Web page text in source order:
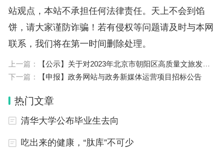
站观点，本站不承担任何法律责任。天上不会到馅
饼，请大家谨防诈骗！若有侵权等问题请及时与本网
联系，我们将在第一时间删除处理。
上一篇：
【公示】关于对2023年北京市朝阳区高质量文旅发展扶持资金拟支持项目（下半年）的公示
下一篇：
【申报】政务网站与政务新媒体运营项目招标公告
热门文章
清华大学公布毕业生去向
吃出来的健康，“肽库”不可少